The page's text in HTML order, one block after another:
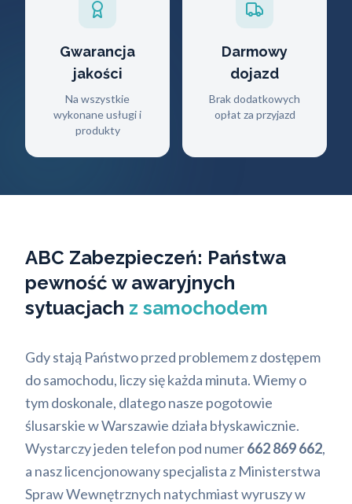
Gwarancja
jakości
Na wszystkie
wykonane usługi i
produkty
Darmowy
dojazd
Brak dodatkowych
opłat za przyjazd
ABC Zabezpieczeń: Państwa
pewność w awaryjnych
sytuacjach z samochodem
Gdy stają Państwo przed problemem z dostępem
do samochodu, liczy się każda minuta. Wiemy o
tym doskonale, dlatego nasze pogotowie
ślusarskie w Warszawie działa błyskawicznie.
Wystarczy jeden telefon pod numer662 869 662,
a nasz licencjonowany specjalista z Ministerstwa
Spraw Wewnętrznych natychmiast wyruszy w